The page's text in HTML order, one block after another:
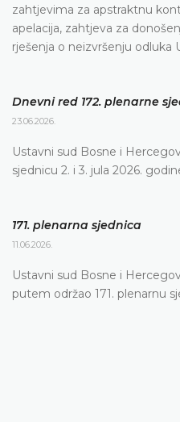
zahtjevima za apstraktnu
apelacija, zahtjeva za
rješenja o neizvršenju odluka
Dnevni red 172. plenarne
23.06.2026.
Ustavni sud Bosne i
sjednicu 2. i 3. jula 2026.
171. plenarna sjednica
11.06.2026.
Ustavni sud Bosne i
putem održao 171. plenarnu